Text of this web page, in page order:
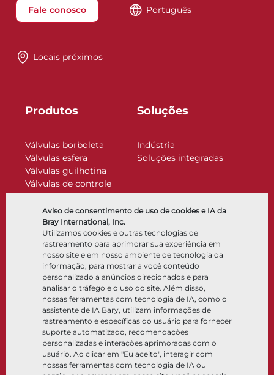
Aviso de consentimento de uso de cookies e IA da
Bray International, Inc.
Utilizamos cookies e outras tecnologias de
rastreamento para aprimorar sua experiência em
nosso site e em nosso ambiente de tecnologia da
informação, para mostrar a você conteúdo
personalizado a anúncios direcionados e para
analisar o tráfego e o uso do site. Além disso,
nossas ferramentas com tecnologia de IA, como o
assistente de IA Bary, utilizam informações de
rastreamento e específicas do usuário para fornecer
suporte automatizado, recomendações
personalizadas e interações aprimoradas com o
usuário. Ao clicar em "Eu aceito", interagir com
nossas ferramentas com tecnologia de IA ou
Fale conosco Português
Locais próximos
Produtos
Válvulas borboleta
Válvulas esfera
Válvulas guilhotina
Válvulas de controle
Válvulas de retenção
Atuadores
Acessórios de controle
Criogênico
Soluções
Indústria
Soluções integradas
Empresa
Sobre
Locais
Parceria
Sustentabilidade
Portal do cliente
Recursos
Documentos
Centro de conhecimento
Software
Seleção de materiais